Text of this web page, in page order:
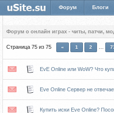
Форум Блоги
Форум о онлайн играх - читы, патчи,
Страница 75 из 75 « 1 2
EvE Online или WoW? Что
Eve Online Сервер не
Купить иски Eve Online?